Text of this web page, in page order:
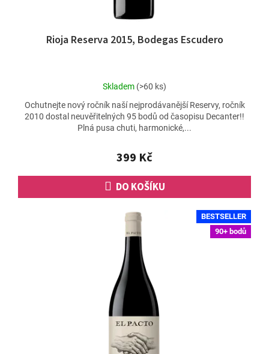
Rioja Reserva 2015, Bodegas Escudero
Průměrné
produktu
je
4,7
5
hvězdiček.
Skladem (>60 ks)
399 Kč
DO KOŠÍKU
Ochutnejte nový ročník naší nejprodávanější Reservy, ročník
2010 dostal neuvěřitelných 95 bodů od časopisu Decanter!!
Plná pusa chuti, harmonické,...
BESTSELLER
90+ bodů